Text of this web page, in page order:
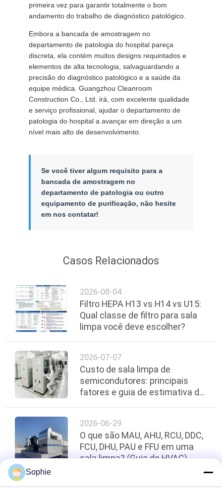
primeira vez para garantir totalmente o bom
andamento do trabalho de diagnóstico patológico.
Embora a bancada de amostragem no
departamento de patologia do hospital pareça
discreta, ela contém muitos designs requintados e
elementos de alta tecnologia, salvaguardando a
precisão do diagnóstico patológico e a saúde da
equipe médica. Guangzhou Cleanroom
Construction Co., Ltd. irá, com excelente qualidade
e serviço profissional, ajudar o departamento de
patologia do hospital a avançar em direção a um
nível mais alto de desenvolvimento.
Se você tiver algum requisito para a
bancada de amostragem no
departamento de patologia ou outro
equipamento de purificação, não hesite
em nos contatar!
Casos Relacionados
2026-08-04
Filtro HEPA H13 vs H14 vs U15:
Qual classe de filtro para sala
limpa você deve escolher?
2026-07-07
Custo de sala limpa de
semicondutores: principais
fatores e guia de estimativa de
2026-06-29
O que são MAU, AHU, RCU, DDC,
FCU, DHU, PAU e FFU em uma
sala limpa? (Guia de HVAC)
Sophie